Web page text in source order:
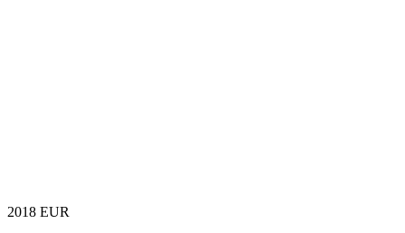
2018 EUR